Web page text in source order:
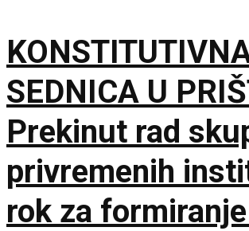
sutra
SEDNICA U
Prekinut rad
privremenih
rok za